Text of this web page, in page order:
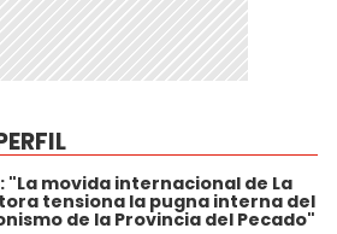
"La movida internacional de La
tensiona la pugna interna del
de la Provincia del Pecado"